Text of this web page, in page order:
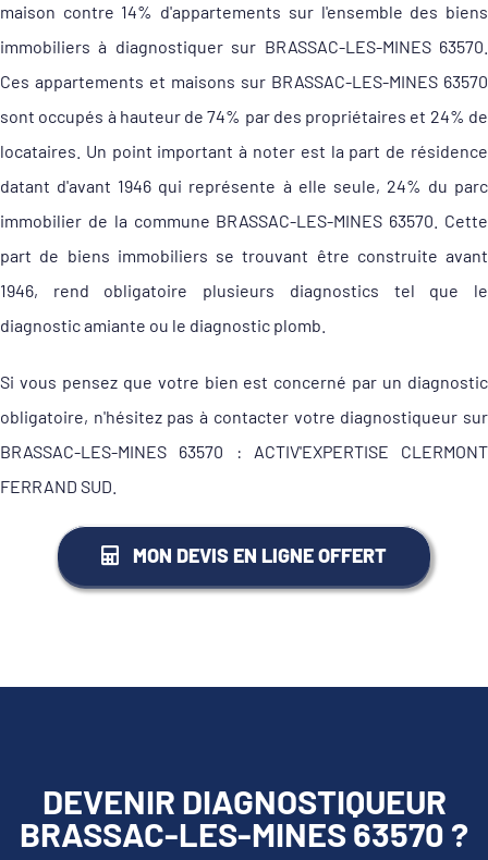
maison contre 14% d'appartements sur l'ensemble des biens
immobiliers à diagnostiquer sur BRASSAC-LES-MINES 63570.
Ces appartements et maisons sur BRASSAC-LES-MINES 63570
sont occupés à hauteur de 74% par des propriétaires et 24% de
locataires. Un point important à noter est la part de résidence
datant d'avant 1946 qui représente à elle seule, 24% du parc
immobilier de la commune BRASSAC-LES-MINES 63570. Cette
part de biens immobiliers se trouvant être construite avant
1946, rend obligatoire plusieurs diagnostics tel que le
diagnostic amiante ou le diagnostic plomb.
Si vous pensez que votre bien est concerné par un diagnostic
obligatoire, n'hésitez pas à contacter votre diagnostiqueur sur
BRASSAC-LES-MINES 63570 : ACTIV'EXPERTISE CLERMONT
FERRAND SUD.
MON DEVIS EN LIGNE OFFERT
DEVENIR DIAGNOSTIQUEUR
BRASSAC-LES-MINES 63570 ?